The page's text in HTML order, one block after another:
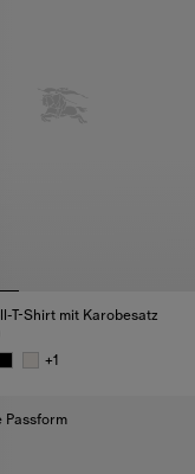
T-Shirt mit Karobesatz
+1
Passform